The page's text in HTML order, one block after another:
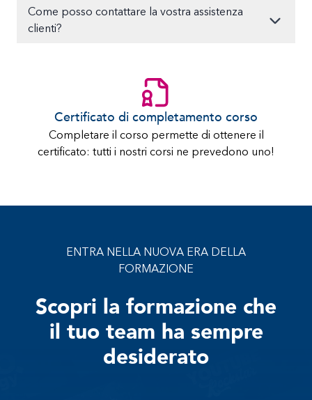
Come posso contattare la vostra assistenza
clienti?
Certificato di completamento corso
Completare il corso permette di ottenere il
certificato: tutti i nostri corsi ne prevedono uno!
ENTRA NELLA NUOVA ERA DELLA
FORMAZIONE
Scopri la formazione che
il tuo team ha sempre
desiderato